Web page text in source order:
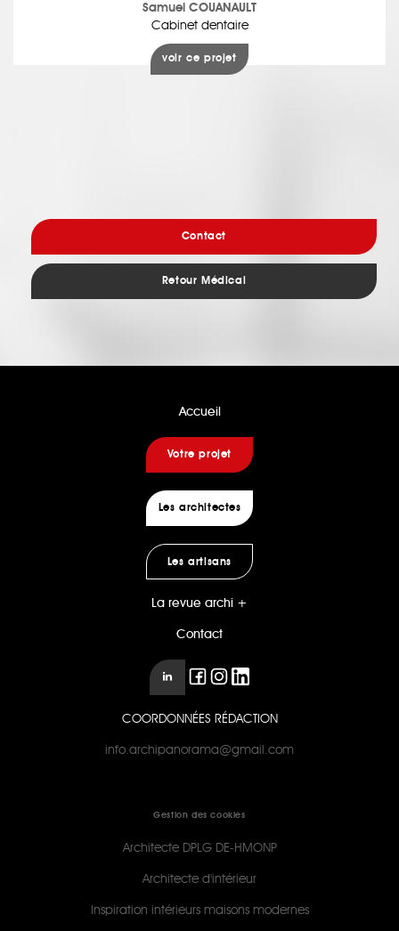
Samuel COUANAULT
Cabinet dentaire
voir ce projet
Contact
Retour Médical
Accueil
Votre projet
Les architectes
Les artisans
La revue archi +
Contact
COORDONNÉES RÉDACTION
info.archipanorama@gmail.com
Gestion des cookies
Architecte DPLG DE-HMONP
Architecte d'intérieur
Inspiration intérieurs maisons modernes